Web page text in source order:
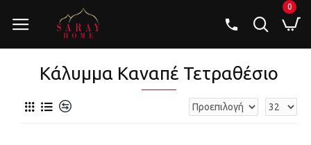
0
Κάλυμμα Καναπέ Τετραθέσιο